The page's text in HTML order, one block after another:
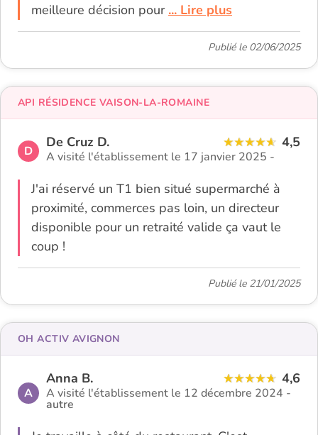
meilleure décision pour ... Lire plus
Publié le 02/06/2025
D
De Cruz D. 4,5
A visité l'établissement le 17 janvier 2025 -
J'ai réservé un T1 bien situé supermarché à
proximité, commerces pas loin, un directeur
disponible pour un retraité valide ça vaut le
coup !
API RÉSIDENCE VAISON-LA-ROMAINE
Publié le 21/01/2025
A
Anna B. 4,6
A visité l'établissement le 12 décembre 2024 -
autre
OH ACTIV AVIGNON